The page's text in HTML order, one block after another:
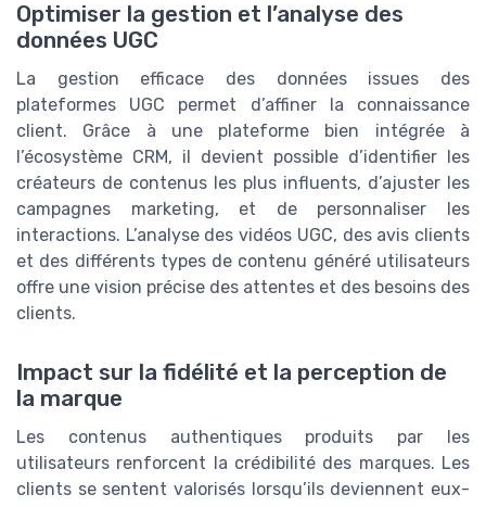
Optimiser la gestion et l’analyse des
données UGC
La gestion efficace des données issues des
plateformes UGC permet d’affiner la connaissance
client. Grâce à une plateforme bien intégrée à
l’écosystème CRM, il devient possible d’identifier les
créateurs de contenus les plus influents, d’ajuster les
campagnes marketing, et de personnaliser les
interactions. L’analyse des vidéos UGC, des avis clients
et des différents types de contenu généré utilisateurs
offre une vision précise des attentes et des besoins des
clients.
Impact sur la fidélité et la perception de
la marque
Les contenus authentiques produits par les
utilisateurs renforcent la crédibilité des marques. Les
clients se sentent valorisés lorsqu’ils deviennent eux-